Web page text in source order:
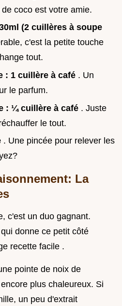
coco est votre amie.
(2 cuillères à soupe
c'est la petite touche
tout.
: 1 cuillère à café . Un
le parfum.
: ¼ cuillère à café . Juste
le tout.
. Une pincée pour relever les
La
c'est un duo gagnant.
donne ce petit côté
recette facile .
pointe de noix de
plus chaleureux. Si
un peu d'extrait